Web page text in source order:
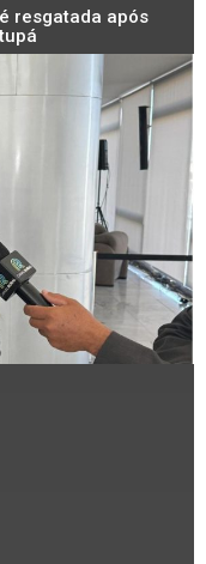
resgatada após